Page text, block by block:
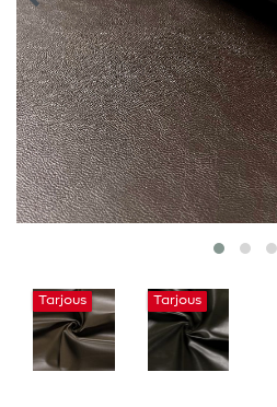
Tarjous Tarjous